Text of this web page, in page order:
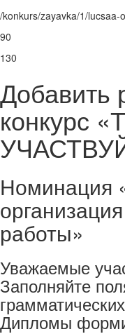
/konkurs/zayavka/1/
90
130
Добавить
конкурс
Номинация
работы»
Уважаемые
Заполняйте
Дипломы